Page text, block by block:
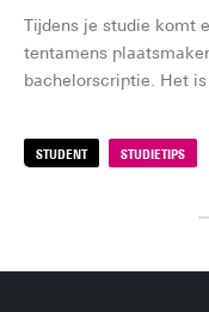
STUDENT STUDIETIPS
Tijdens je studie komt
tentamens
bachelorscriptie. Het
academische wereld.
een praktische vraag